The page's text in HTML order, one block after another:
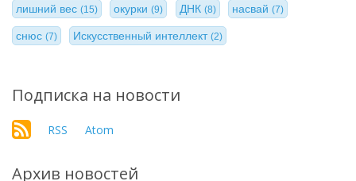
лишний вес (15) окурки(9) ДНК (8) насвай(7)
снюс (7) Искусственный интеллект(2)
Подписка на новости
RSS Atom
Архив новостей